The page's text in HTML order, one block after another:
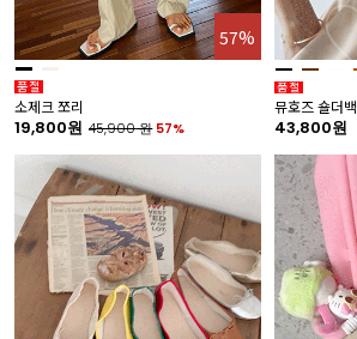
57%
소제크 쪼리
19,800원 45,900원 57%
뮤호즈 숄더백
43,800원